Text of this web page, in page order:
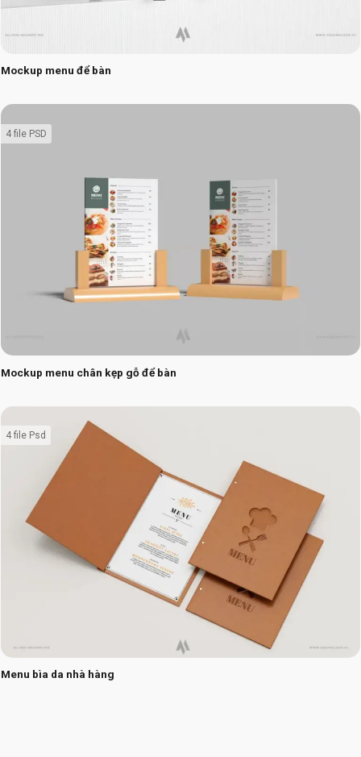
Mockup menu để bàn
Mockup menu chân kẹp gỗ để bàn
4 file PSD
Menu bìa da nhà hàng
4 file Psd